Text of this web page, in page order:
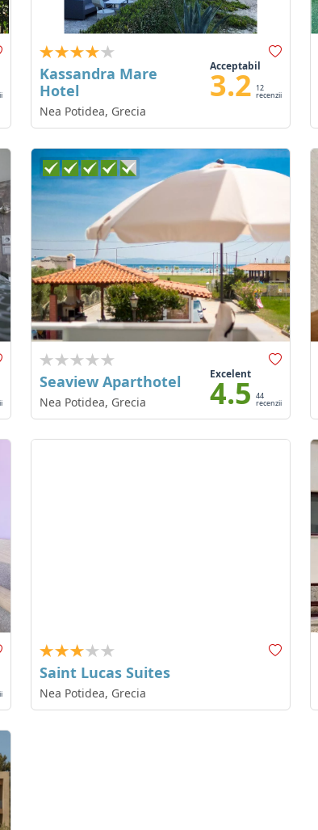
Kassandra Mare
Hotel
Nea Potidea, Grecia
Acceptabil
3.2 12
recenzii
Seaview Aparthotel
Nea Potidea, Grecia
Excelent
4.5 44
recenzii
Saint Lucas Suites
Nea Potidea, Grecia